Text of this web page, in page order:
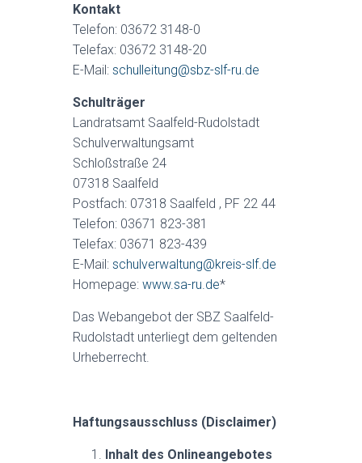
Kontakt
Telefon: 03672 3148-0
Telefax: 03672 3148-20
E-Mail: schulleitung@sbz-slf-ru.de
Schulträger
Landratsamt Saalfeld-Rudolstadt
Schulverwaltungsamt
Schloßstraße 24
07318 Saalfeld
Postfach: 07318 Saalfeld , PF 22 44
Telefon: 03671 823-381
Telefax: 03671 823-439
E-Mail: schulverwaltung@kreis-slf.de
Homepage: www.sa-ru.de*
Das Webangebot der SBZ Saalfeld-
Rudolstadt unterliegt dem geltenden
Urheberrecht.
Haftungsausschluss (Disclaimer)
Inhalt des Onlineangebotes